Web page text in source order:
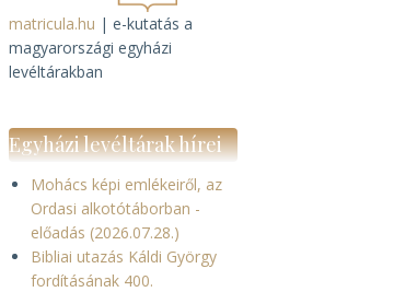
matricula.hu | e-kutatás a
magyarországi egyházi
levéltárakban
Egyházi levéltárak hírei
Mohács képi emlékeiről, az
Ordasi alkotótáborban -
előadás (2026.07.28.)
Bibliai utazás Káldi György
fordításának 400.